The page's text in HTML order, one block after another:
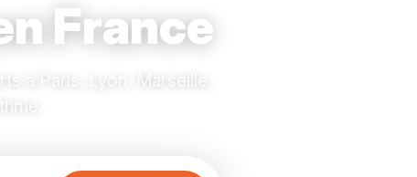
France
à Paris, Lyon, Marseille,